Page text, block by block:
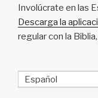
Involúcrate en las
Descarga la
regular con la
Español